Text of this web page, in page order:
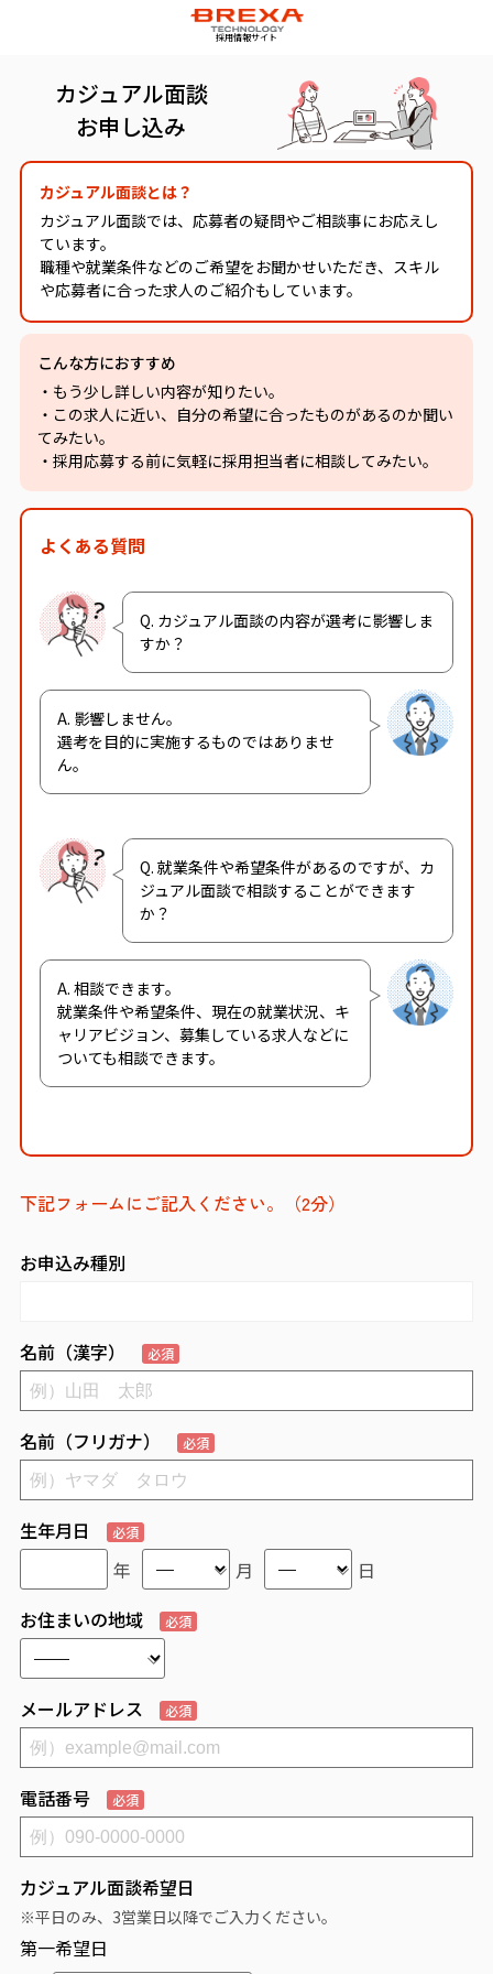
採用情報サイト
カジュアル面談
お申し込み
カジュアル面談とは？
カジュアル面談では、応募者の疑問やご相談事にお応えし
ています。
職種や就業条件などのご希望をお聞かせいただき、スキル
や応募者に合った求人のご紹介もしています。
こんな方におすすめ
・もう少し詳しい内容が知りたい。
・この求人に近い、自分の希望に合ったものがあるのか聞い
てみたい。
・採用応募する前に気軽に採用担当者に相談してみたい。
よくある質問
Q. カジュアル面談の内容が選考に影響しま
すか？
A. 影響しません。
選考を目的に実施するものではありませ
ん。
Q. 就業条件や希望条件があるのですが、カ
ジュアル面談で相談することができます
か？
A. 相談できます。
就業条件や希望条件、現在の就業状況、キ
ャリアビジョン、募集している求人などに
ついても相談できます。
下記フォームにご記入ください。（2分）
お申込み種別
名前（漢字） 必須
名前（フリガナ） 必須
生年月日 必須
年 月
日
お住まいの地域
必須
メールアドレス 必須
電話番号 必須
カジュアル面談希望日
※平日のみ、3営業日以降でご入力ください。
第一希望日